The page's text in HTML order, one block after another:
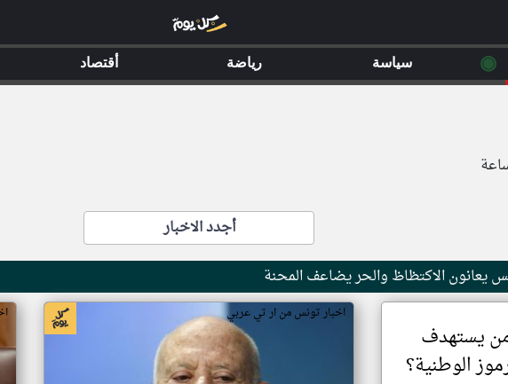
أجدد الاخبار
يعانون الاكتظاظ والحر يضاعف المحنة
يستهدف
الوطنية؟
اخبار تونس من ار تي عربي
◉ سياسة رياضة أقتصاد